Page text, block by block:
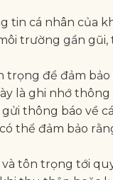
tin cá nhân của
trường gần
để đảm
là ghi nhớ thông
thông báo về
thể đảm bảo
tôn trọng tới